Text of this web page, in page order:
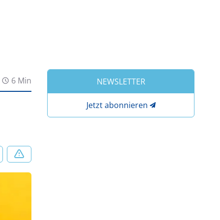
6 Min NEWSLETTER
Jetzt abonnieren